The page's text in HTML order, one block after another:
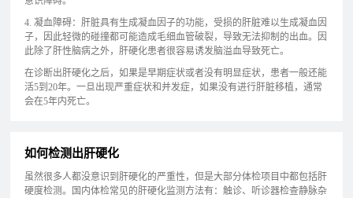
4. 凝血障碍：肝脏具有生成凝血因子的功能，受损的肝脏难以生成凝血因
子，因此轻微的碰撞都可能造成毛细血管破裂，导致无法抑制的出血。因
此除了肝性脑病之外，肝硬化患者很容易诱发脑溢血导致死亡。
在诊断出肝硬化之后，如果是早期症状或者没有明显症状，患者一般还能
活5到20年。一旦出现严重症状和并发症，如果没有进行肝脏移植，通常
会在5年内死亡。
如何检测出肝硬化
虽然很多人都没意识到肝硬化的严重性，但是大部分体检项目中都包括肝
硬度检测。国内体检常见的肝硬化监测方法有：触诊、听诊器检查静脉杂